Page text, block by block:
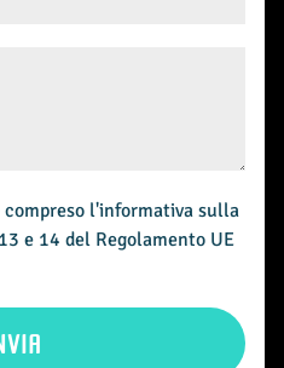
l'informativa sulla
e 14 del Regolamento UE